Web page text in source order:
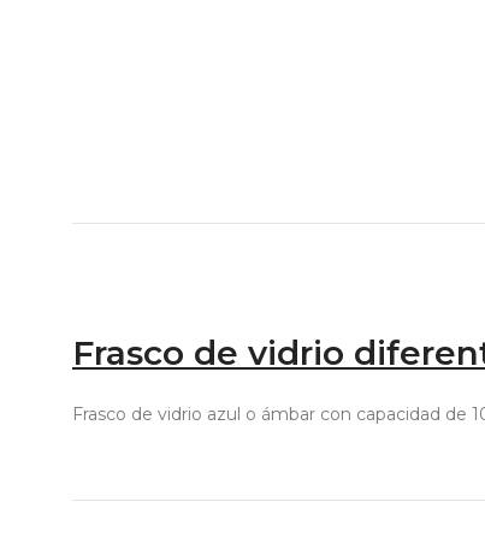
Frasco de vidrio
Frasco de vidrio azul o ámbar con capacidad de